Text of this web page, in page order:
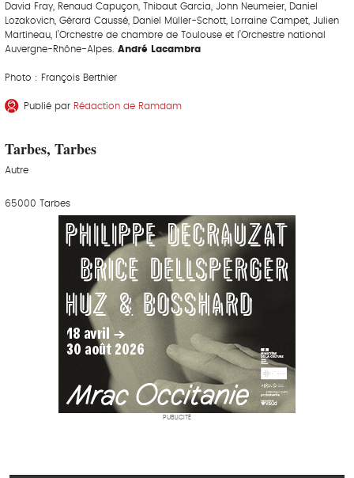
David Fray, Renaud Capuçon, Thibaut Garcia, John Neumeier, Daniel
Lozakovich, Gérard Caussé, Daniel Müller-Schott, Lorraine Campet, Julien
Martineau, l’Orchestre de chambre de Toulouse et l’Orchestre national
Auvergne-Rhône-Alpes. André Lacambra
Photo : François Berthier
Publié par Rédaction de Ramdam
Tarbes, Tarbes
Autre
65000 Tarbes
PUBLICITÉ